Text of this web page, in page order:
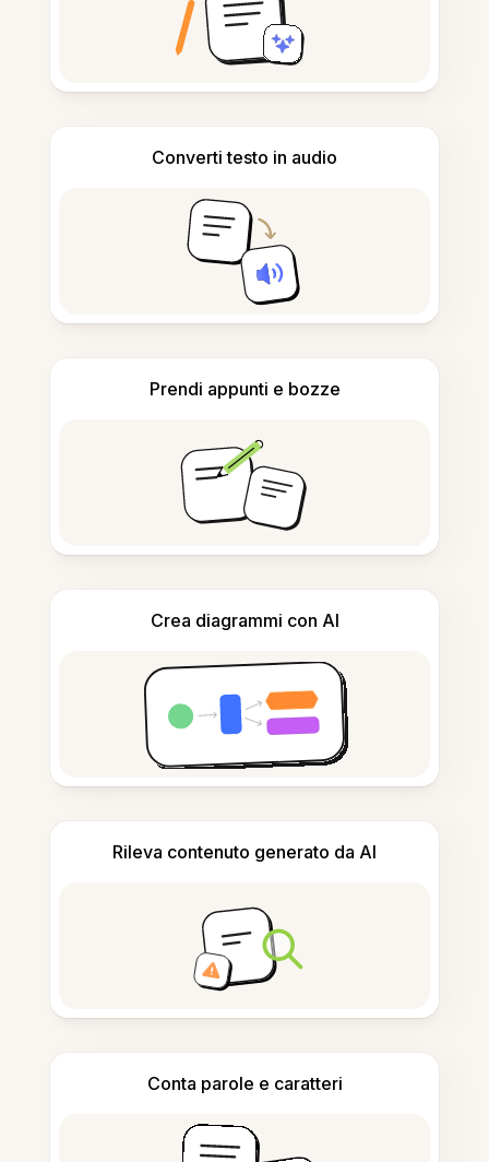
Converti testo in audio
Prendi appunti e bozze
Crea diagrammi con AI
Rileva contenuto generato da AI
Conta parole e caratteri